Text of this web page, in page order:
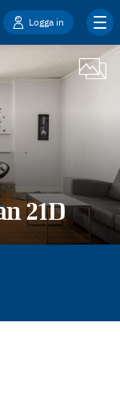
Logga in
21D